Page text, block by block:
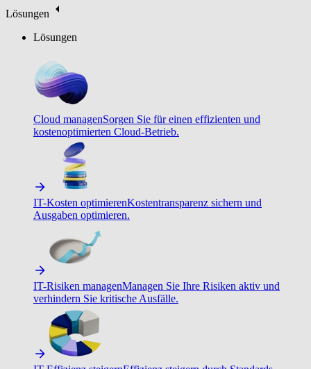
Lösungen
Lösungen
Cloud managenSorgen Sie für einen effizienten und
kostenoptimierten Cloud-Betrieb.
IT-Kosten optimierenKostentransparenz sichern und
Ausgaben optimieren.
IT-Risiken managenManagen Sie Ihre Risiken aktiv und
verhindern Sie kritische Ausfälle.